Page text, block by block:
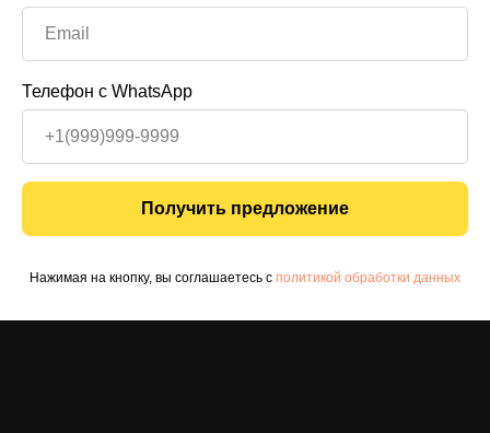
Телефон с WhatsApp
Получить предложение
Нажимая на кнопку, вы соглашаетесь с политикой обработки данных